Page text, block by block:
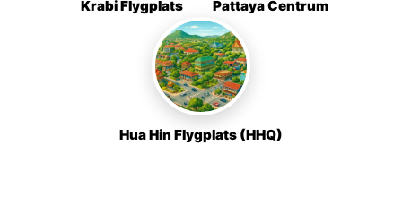
Krabi Flygplats Pattaya Centrum
Hua Hin Flygplats (HHQ)